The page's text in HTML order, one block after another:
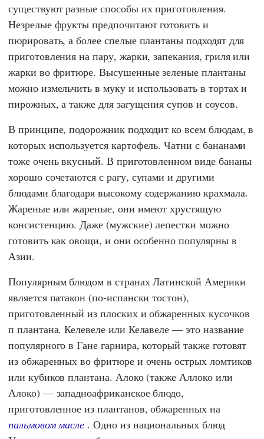
существуют разные способы их приготовления.
Незрелые фрукты предпочитают готовить и
пюрировать, а более спелые плантаны подходят для
приготовления на пару, жарки, запекания, гриля или
жарки во фритюре. Высушенные зеленые плантаны
можно измельчить в муку и использовать в тортах и
пирожных, а также для загущения супов и соусов.
В принципе, подорожник подходит ко всем блюдам, в
которых используется картофель. Чатни с бананами
тоже очень вкусный. В приготовленном виде бананы
хорошо сочетаются с рагу, супами и другими
блюдами благодаря высокому содержанию крахмала.
Жареные или жареные, они имеют хрустящую
консистенцию. Даже (мужские) лепестки можно
готовить как овощи, и они особенно популярны в
Азии.
Популярным блюдом в странах Латинской Америки
является патакон (по-испански тостон),
приготовленный из плоских и обжаренных кусочков
п плантана. Келевеле или Келавеле — это название
популярного в Гане гарнира, который также готовят
из обжаренных во фритюре и очень острых ломтиков
или кубиков плантана. Алоко (также Аллоко или
Алоко) — западноафриканское блюдо,
приготовленное из плантанов, обжаренных на
пальмовом масле . Одно из национальных блюд